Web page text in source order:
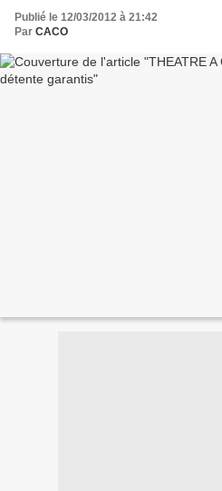
Publié le 12/03/2012 à 21:42
Par CACO